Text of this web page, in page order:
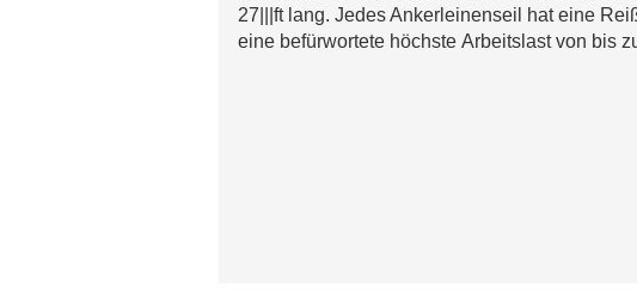
27|||ft lang. Jedes Ankerleinenseil hat eine
eine befürwortete höchste Arbeitslast von bis